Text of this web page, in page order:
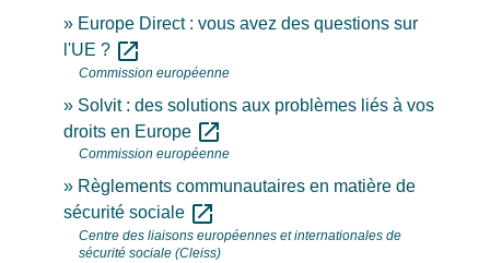
Europe Direct : vous avez des questions sur
l'UE ? open_in_new
Commission européenne
Solvit : des solutions aux problèmes liés à vos
droits en Europe open_in_new
Commission européenne
Règlements communautaires en matière de
sécurité sociale open_in_new
Centre des liaisons européennes et internationales de
sécurité sociale (Cleiss)